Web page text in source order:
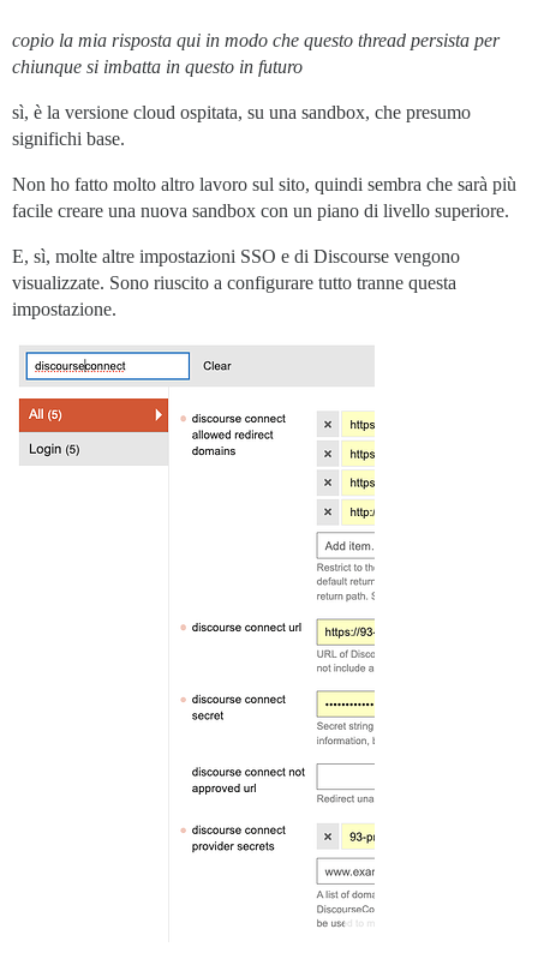
copio la mia risposta qui in modo che questo thread persista per
chiunque si imbatta in questo in futuro
sì, è la versione cloud ospitata, su una sandbox, che presumo
significhi base.
Non ho fatto molto altro lavoro sul sito, quindi sembra che sarà più
facile creare una nuova sandbox con un piano di livello superiore.
E, sì, molte altre impostazioni SSO e di Discourse vengono
visualizzate. Sono riuscito a configurare tutto tranne questa
impostazione.